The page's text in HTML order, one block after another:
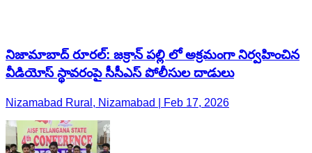
నిజామాబాద్ రూరల్: జక్రాన్ పల్లి లో అక్రమంగా నిర్వహించిన
వీడియోస్ స్థావరంపై సీసీఎస్ పోలీసుల దాడులు
Nizamabad Rural, Nizamabad | Feb 17, 2026